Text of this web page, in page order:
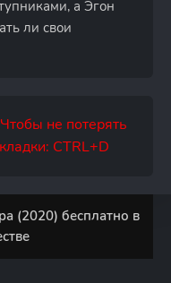
а Эгон
ли свои
не потерять
CTRL+D
(2020) бесплатно в